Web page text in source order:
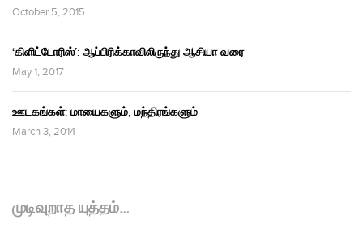
October 5, 2015
‘கிளிட்டோரிஸ்’: ஆப்பிரிக்காவிலிருந்து ஆசியா வரை
May 1, 2017
ஊடகங்கள்: மாயைகளும், மந்திரங்களும்
March 3, 2014
முடிவுறாத யுத்தம்…